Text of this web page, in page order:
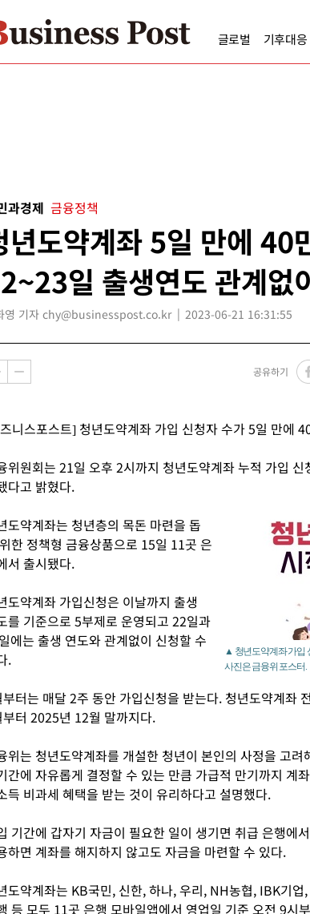
글로벌 기후대응
과경제 금융정책
년도약계좌 5일 만에 40
일 출생연도 관계없
영 기자 chy@businesspost.co.kr 2023-06-21 16:31:55
공유하기
니스포스트] 청년도약계좌 가입 신청자 수가 5일 만에
위원회는 21일 오후 2시까지 청년도약계좌 누적 가입
다고 밝혔다.
▲ 청년도약계좌 가입
사진은 금융위 포스터.
도약계좌는 청년층의 목돈 마련을 돕
한 정책형 금융상품으로 15일 11곳 은
서 출시됐다.
도약계좌 가입신청은 이날까지 출생
를 기준으로 5부제로 운영되고 22일과
에는 출생 연도와 관계없이 신청할 수
.
터는 매달 2주 동안 가입신청을 받는다. 청년도약계좌
터 2025년 12월 말까지다.
위는 청년도약계좌를 개설한 청년이 본인의 사정을 고
간에 자유롭게 결정할 수 있는 만큼 가급적 만기까지 계
득 비과세 혜택을 받는 것이 유리하다고 설명했다.
기간에 갑자기 자금이 필요한 일이 생기면 취급 은행에
하면 계좌를 해지하지 않고도 자금을 마련할 수 있다.
도약계좌는 KB국민, 신한, 하나, 우리, NH농협, IBK기업
등 모두 11곳 은행 모바일앱에서 영업일 기준 오전 9시